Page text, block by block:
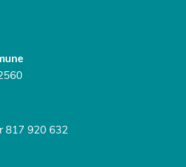
817 920 632